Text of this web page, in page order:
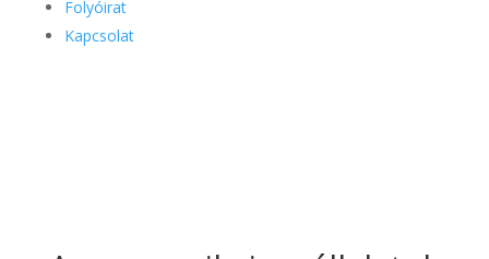
Folyóirat
Kapcsolat